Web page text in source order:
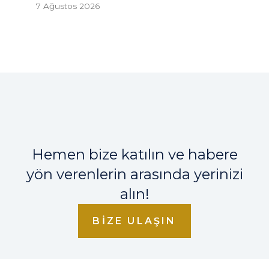
7 Ağustos 2026
Hemen bize katılın ve habere
yön verenlerin arasında yerinizi
alın!
BIZE ULAŞIN